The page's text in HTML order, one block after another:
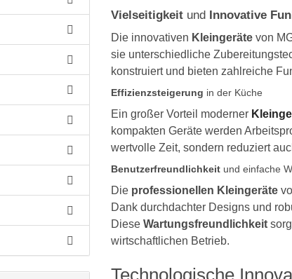
Vielseitigkeitund Innovative
Die innovativen Kleingerätevon
sie unterschiedliche
konstruiert und bieten zahlreiche
Effizienzsteigerung in der Küche
Ein großer Vorteil moderner
kompakten Geräte werden
wertvolle Zeit, sondern reduziert
Benutzerfreundlichkeitund einfache
Die professionellen Kleingeräte
Dank durchdachter Designs und
Diese Wartungsfreundlichkeit
wirtschaftlichen Betrieb.
Technologische